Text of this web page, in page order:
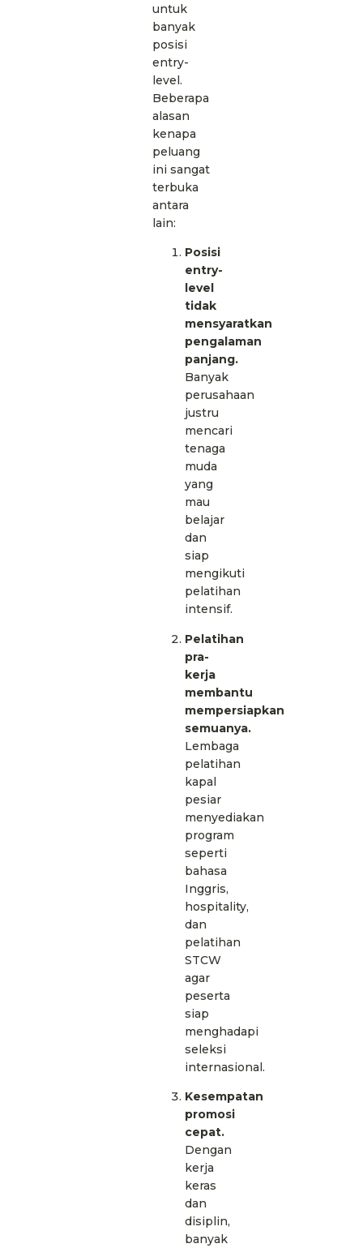
untuk
banyak
posisi
entry-
level.
Beberapa
alasan
kenapa
peluang
ini sangat
terbuka
antara
lain:
Posisi
entry-
level
tidak
mensyaratkan
pengalaman
panjang.
Banyak
perusahaan
justru
mencari
tenaga
muda
yang
mau
belajar
dan
siap
mengikuti
pelatihan
intensif.
Pelatihan
pra-
kerja
membantu
mempersiapkan
semuanya.
Lembaga
pelatihan
kapal
pesiar
menyediakan
program
seperti
bahasa
Inggris,
hospitality,
dan
pelatihan
STCW
agar
peserta
siap
menghadapi
seleksi
internasional.
Kesempatan
promosi
cepat.
Dengan
kerja
keras
dan
disiplin,
banyak